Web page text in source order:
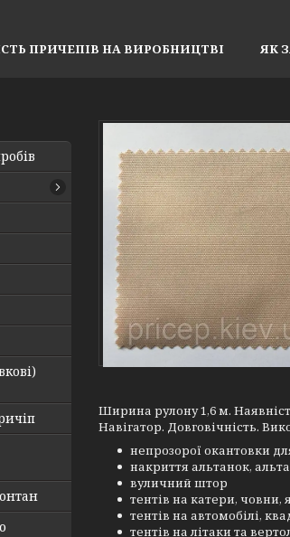
ПРИЧЕПІВ НА ВИРОБНИЦТВІ ЯК
Ширина рулону 1,6 м.
Навігатор. Довговічність.
непрозорої окантовки
накриття альтанок,
вуличний штор
тентів на катери, човни,
тентів на автомобілі,
тентів на літаки та